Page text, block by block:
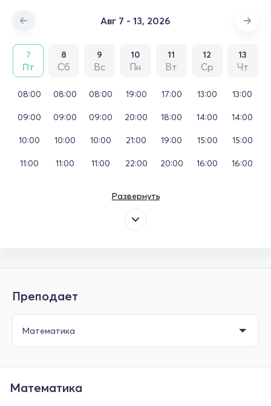
Авг 7 - 13, 2026
7
Пт
8
Сб
9
Вс
10
Пн
11
Вт
12
Ср
13
Чт
08:00
09:00
10:00
11:00
08:00
09:00
10:00
11:00
08:00
09:00
10:00
11:00
19:00
20:00
21:00
22:00
17:00
18:00
19:00
20:00
13:00
14:00
15:00
16:00
13:00
14:00
15:00
16:00
Развернуть
Преподает
Математика